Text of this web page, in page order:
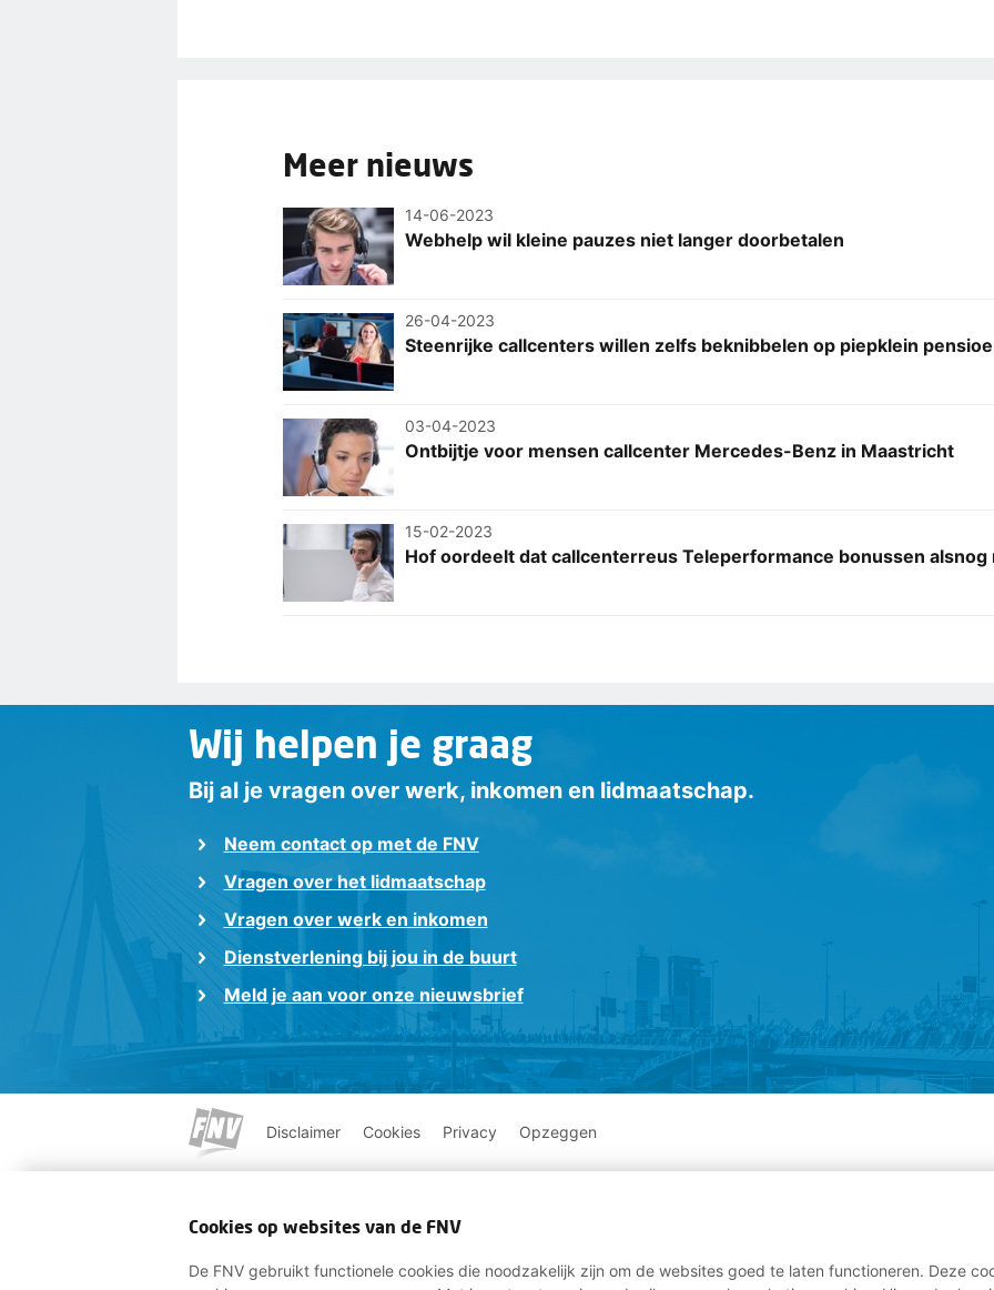
Meer nieuws
14-06-2023
Webhelp wil kleine pauzes niet langer doorbetalen
26-04-2023
Steenrijke callcenters willen zelfs beknibbelen op piepklein
03-04-2023
Ontbijtje voor mensen callcenter Mercedes-Benz in Maastricht
15-02-2023
Hof oordeelt dat callcenterreus Teleperformance bonussen alsnog
Wij helpen je graag
Bij al je vragen over werk, inkomen en lidmaatschap.
Neem contact op met de FNV
Vragen over het lidmaatschap
Vragen over werk en inkomen
Dienstverlening bij jou in de buurt
Meld je aan voor onze nieuwsbrief
Disclaimer Cookies Privacy Opzeggen
Cookies op websites van de FNV
De FNV gebruikt functionele cookies die noodzakelijk zijn om de websites goed te laten functioneren. Deze